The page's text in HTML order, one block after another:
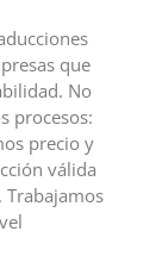
que
No
procesos:
precio y
válida